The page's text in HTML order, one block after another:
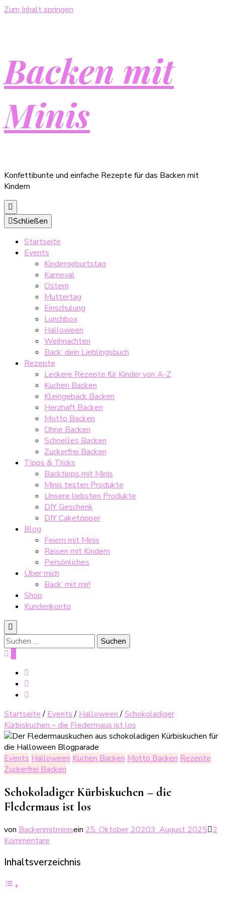
Zum Inhalt springen
Backen mit
Minis
Konfettibunte und einfache Rezepte für das Backen mit
Kindern
Schließen
Startseite
Events
Kindergeburtstag
Karneval
Ostern
Muttertag
Einschulung
Lunchbox
Halloween
Weihnachten
Back‘ dein Lieblingsbuch
Rezepte
Leckere Rezepte für Kinder von A-Z
Kuchen Backen
Kleingebäck Backen
Herzhaft Backen
Motto Backen
Ohne Backen
Schnelles Backen
Zuckerfrei Backen
Tipps & Tricks
Backtipps mit Minis
Minis testen Produkte
Unsere liebsten Produkte
DIY Geschenk
DIY Caketopper
Blog
Feiern mit Minis
Reisen mit Kindern
Persönliches
Über mich
Back’ mit mir!
Shop
Kundenkonto
Suche
nach:
Startseite / Events/ Halloween/Schokoladiger
Kürbiskuchen – die Fledermaus ist los
Events Halloween Kuchen Backen Motto Backen Rezepte
Zuckerfrei Backen
Schokoladiger Kürbiskuchen – die
Fledermaus ist los
von Backenmitminisein 25. Oktober 20203. August 2025 2
Kommentare
Kürbiskuchen
Inhaltsverzeichnis